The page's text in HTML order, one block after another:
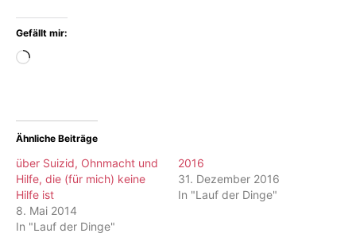
Gefällt mir:
Wird
Ähnliche Beiträge
über Suizid, Ohnmacht und
Hilfe, die (für mich) keine
Hilfe ist
8. Mai 2014
In "Lauf der Dinge"
2016
31. Dezember 2016
In "Lauf der Dinge"